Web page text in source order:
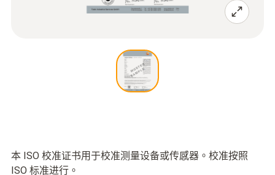
本 ISO 校准证书用于校准测量设备或传感器。校准按照
ISO 标准进行。